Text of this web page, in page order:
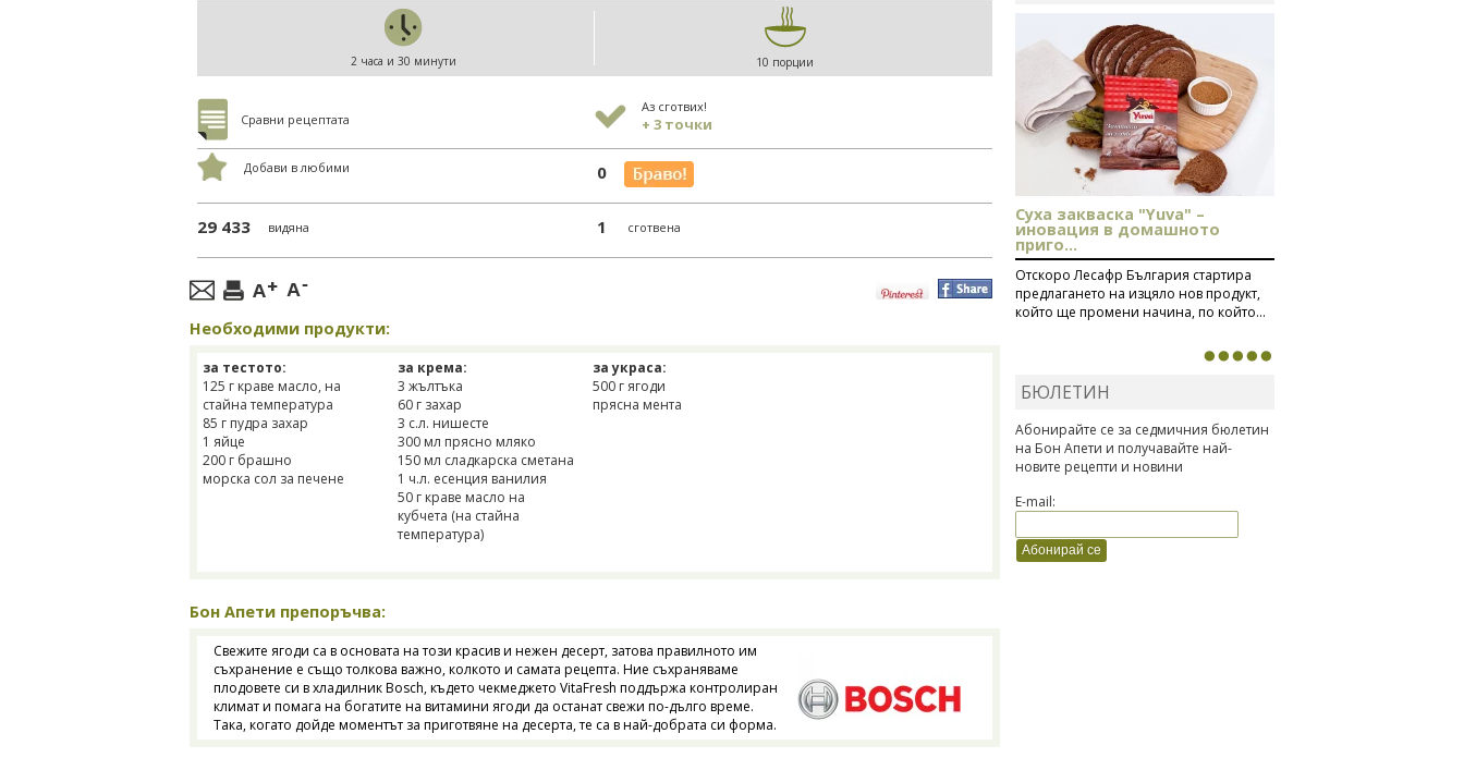
2 часа и 30 минути 10 порции
Сравни рецептата
Аз сготвих!
+ 3 точки
Добави в любими 0
29 433 видяна 1 сготвена
Необходими продукти:
за тестото:
125 г краве масло, на
стайна температура
85 г пудра захар
1 яйце
200 г брашно
морска сол за печене
за крема:
3 жълтъка
60 г захар
3 с.л. нишесте
300 мл прясно мляко
150 мл сладкарска сметана
1 ч.л. есенция ванилия
50 г краве масло на
кубчета (на стайна
температура)
за украса:
500 г ягоди
прясна мента
Бон Апети препоръчва:
Свежите ягоди са в основата на този красив и нежен десерт, затова правилното им
съхранение е също толкова важно, колкото и самата рецепта. Ние съхраняваме
плодовете си в хладилник Bosch, където чекмеджето VitaFresh поддържа контролиран
климат и помага на богатите на витамини ягоди да останат свежи по-дълго време.
Така, когато дойде моментът за приготвяне на десерта, те са в най-добрата си форма.
коментира рецептата
Киноа със зеленчуци
Суха закваска "Yuva" –
иновация в домашното
приго...
Отскоро Лесафр България стартира
предлагането на изцяло нов продукт,
който ще промени начина, по който...
БЮЛЕТИН
Абонирайте се за седмичния бюлетин
на Бон Апети и получавайте най-
новите рецепти и новини
E-mail: